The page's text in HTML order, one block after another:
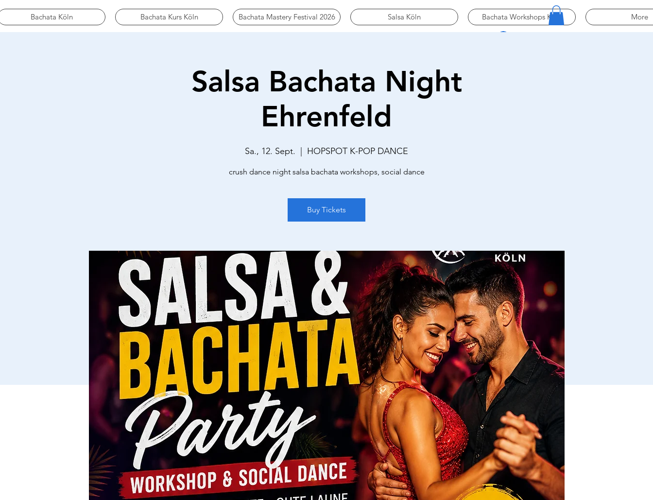
Bachata Köln Bachata Kurs Köln Bachata Mastery Festival 2026 Salsa Köln Bachata Workshops Köln More
Salsa Bachata Night
Ehrenfeld
Sa., 12. Sept.
  |
HOPSPOT K-POP DANCE
crush dance night salsa bachata workshops, social dance
Buy Tickets